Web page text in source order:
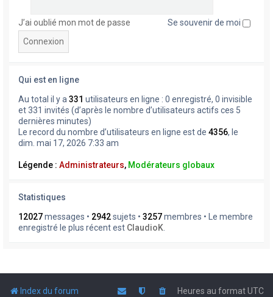
J’ai oublié mon mot de passe Se souvenir de moi
Qui est en ligne
Au total il y a 331 utilisateurs en ligne : 0 enregistré, 0 invisible
et 331 invités (d’après le nombre d’utilisateurs actifs ces 5
dernières minutes)
Le record du nombre d’utilisateurs en ligne est de 4356, le
dim. mai 17, 2026 7:33 am
Légende : Administrateurs, Modérateurs globaux
Statistiques
12027messages • 2942sujets • 3257membres • Le membre
enregistré le plus récent est ClaudioK
Index du forum Heures au formatUTC